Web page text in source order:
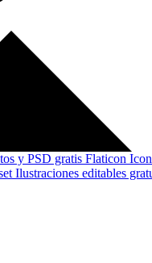
y PSD gratis Flaticon
Ilustraciones editables